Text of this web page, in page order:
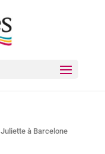
à Barcelone